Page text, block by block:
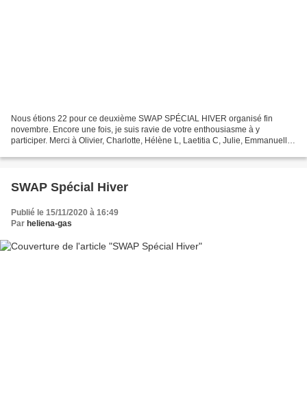
Nous étions 22 pour ce deuxième SWAP SPÉCIAL HIVER organisé fin
novembre. Encore une fois, je suis ravie de votre enthousiasme à y
participer. Merci à Olivier, Charlotte, Hélène L, Laetitia C, Julie, Emmanuelle,
SWAP Spécial Hiver
Publié le 15/11/2020 à 16:49
Par heliena-gas